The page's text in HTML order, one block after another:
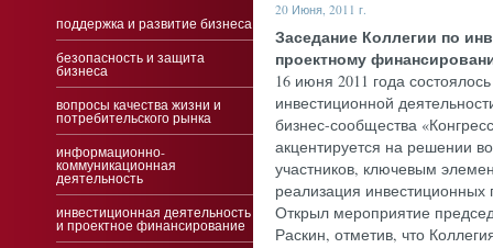
20 Июня, 2011 г.
За­седа­ние Кол­ле­гии по
про­ек­тно­му
16 июня 2011 года
инвестиционной
бизнес-сообщества
акцентируется на решении
участников, ключевым
реализация инвестиционных
Открыл мероприятие
Раскин, отметив, что
поддержка и развитие бизнеса
безопасность и защита
бизнеса
вопросы качества жизни и
потребительского рынка
информационно-
коммуникационная
деятельность
инвестиционная деятельность
и проектное финансирование